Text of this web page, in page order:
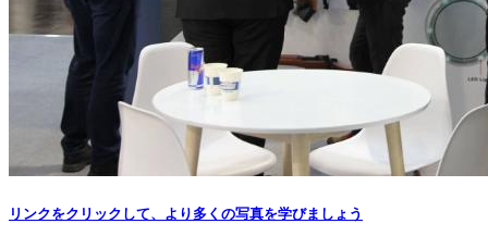
リンクをクリックして、より多くの写真を学びましょう